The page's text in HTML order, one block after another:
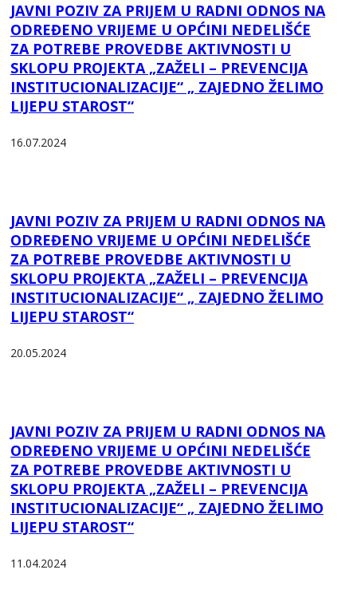
JAVNI POZIV ZA PRIJEM U RADNI ODNOS NA
ODREĐENO VRIJEME U OPĆINI NEDELIŠĆE
ZA POTREBE PROVEDBE AKTIVNOSTI U
SKLOPU PROJEKTA „ZAŽELI – PREVENCIJA
INSTITUCIONALIZACIJE“ „ ZAJEDNO ŽELIMO
LIJEPU STAROST“
16.07.2024
JAVNI POZIV ZA PRIJEM U RADNI ODNOS NA
ODREĐENO VRIJEME U OPĆINI NEDELIŠĆE
ZA POTREBE PROVEDBE AKTIVNOSTI U
SKLOPU PROJEKTA „ZAŽELI – PREVENCIJA
INSTITUCIONALIZACIJE“ „ ZAJEDNO ŽELIMO
LIJEPU STAROST“
20.05.2024
JAVNI POZIV ZA PRIJEM U RADNI ODNOS NA
ODREĐENO VRIJEME U OPĆINI NEDELIŠĆE
ZA POTREBE PROVEDBE AKTIVNOSTI U
SKLOPU PROJEKTA „ZAŽELI – PREVENCIJA
INSTITUCIONALIZACIJE“ „ ZAJEDNO ŽELIMO
LIJEPU STAROST“
11.04.2024